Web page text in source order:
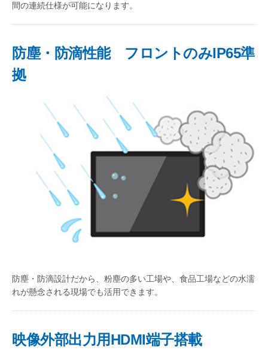
間の連続仕様が可能になります。
防塵・防滴性能 フロントのみIP65準
拠
防塵・防滴設計だから、粉塵の多い工場や、食品工場などの水濡
れが懸念される現場でも活用できます。
映像外部出力用HDMI端子搭載